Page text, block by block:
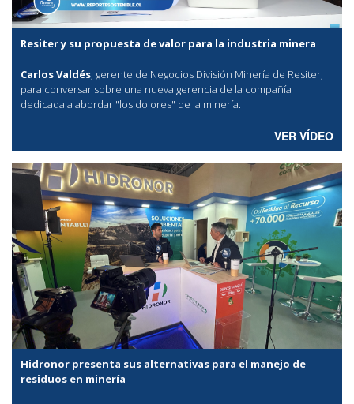
Resiter y su propuesta de valor para la industria minera
Carlos Valdés, gerente de Negocios División Minería de Resiter,
para conversar sobre una nueva gerencia de la compañía
dedicada a abordar "los dolores" de la minería.
VER VÍDEO
Hidronor presenta sus alternativas para el manejo de
residuos en minería